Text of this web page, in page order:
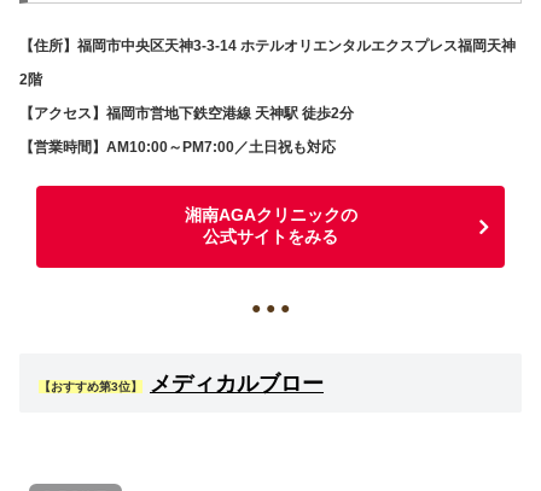
【住所】福岡市中央区天神3-3-14 ホテルオリエンタルエクスプレス福岡天神
2階
【アクセス】福岡市営地下鉄空港線 天神駅 徒歩2分
【営業時間】AM10:00～PM7:00／土日祝も対応
湘南AGAクリニックの
公式サイトをみる
● ● ●
【おすすめ第3位】 メディカルブロー